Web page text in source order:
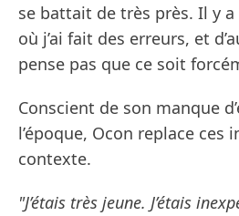
se battait de très près. Il y
où j’ai fait des erreurs, et
pense pas que ce soit
Conscient de son manque
l’époque, Ocon replace ces
contexte.
"J’étais très jeune. J’étais